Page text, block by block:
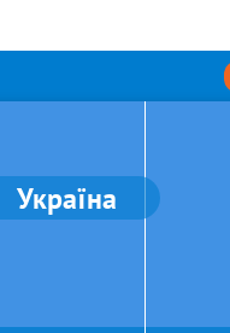
Україна